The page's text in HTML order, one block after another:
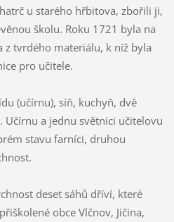
u starého hřbitova, zbořili ji,
školu. Roku 1721 byla na
z tvrdého materiálu, k níž byla
pro učitele.
(učírnu), síň, kuchyň, dvě
Učírnu a jednu světnici učitelovu
stavu farníci, druhou
deset sáhů dříví, které
obce Vlčnov, Jičina,